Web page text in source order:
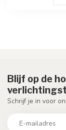
Blijf op de
Schrijf je in voor